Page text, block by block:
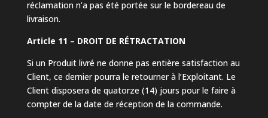
réclamation n’a pas été portée sur le bordereau de
livraison.
Article 11 – DROIT DE RÉTRACTATION
Si un Produit livré ne donne pas entière satisfaction au
Client, ce dernier pourra le retourner à l’Exploitant. Le
Client disposera de quatorze (14) jours pour le faire à
compter de la date de réception de la commande.